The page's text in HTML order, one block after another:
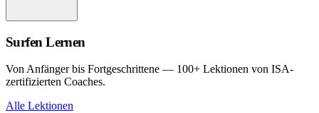
Surfen Lernen
Von Anfänger bis Fortgeschrittene — 100+ Lektionen von ISA-
zertifizierten Coaches.
Alle Lektionen